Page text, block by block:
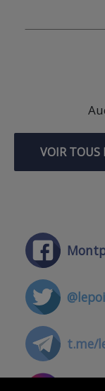
VOIR TOUS
t.me/